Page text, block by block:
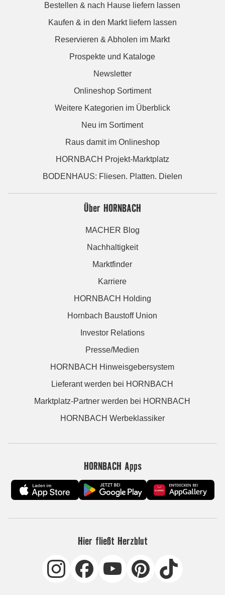
Bestellen & nach Hause liefern lassen
Kaufen & in den Markt liefern lassen
Reservieren & Abholen im Markt
Prospekte und Kataloge
Newsletter
Onlineshop Sortiment
Weitere Kategorien im Überblick
Neu im Sortiment
Raus damit im Onlineshop
HORNBACH Projekt-Marktplatz
BODENHAUS: Fliesen. Platten. Dielen
Über HORNBACH
MACHER Blog
Nachhaltigkeit
Marktfinder
Karriere
HORNBACH Holding
Hornbach Baustoff Union
Investor Relations
Presse/Medien
HORNBACH Hinweisgebersystem
Lieferant werden bei HORNBACH
Marktplatz-Partner werden bei HORNBACH
HORNBACH Werbeklassiker
HORNBACH Apps
Hier fließt Herzblut